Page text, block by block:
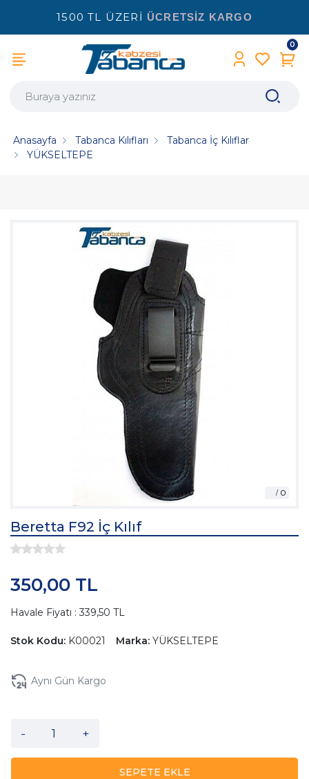
1500 TL ÜZERİ ÜCRETSİZ KARGO
0
Anasayfa Tabanca Kılıfları
Tabanca İç Kılıflar
YÜKSELTEPE
Beretta F92 İç Kılıf
350,00 TL
Havale Fiyatı : 339,50 TL
Stok Kodu: K00021 Marka: YÜKSELTEPE
Aynı Gün Kargo
- +
SEPETE EKLE